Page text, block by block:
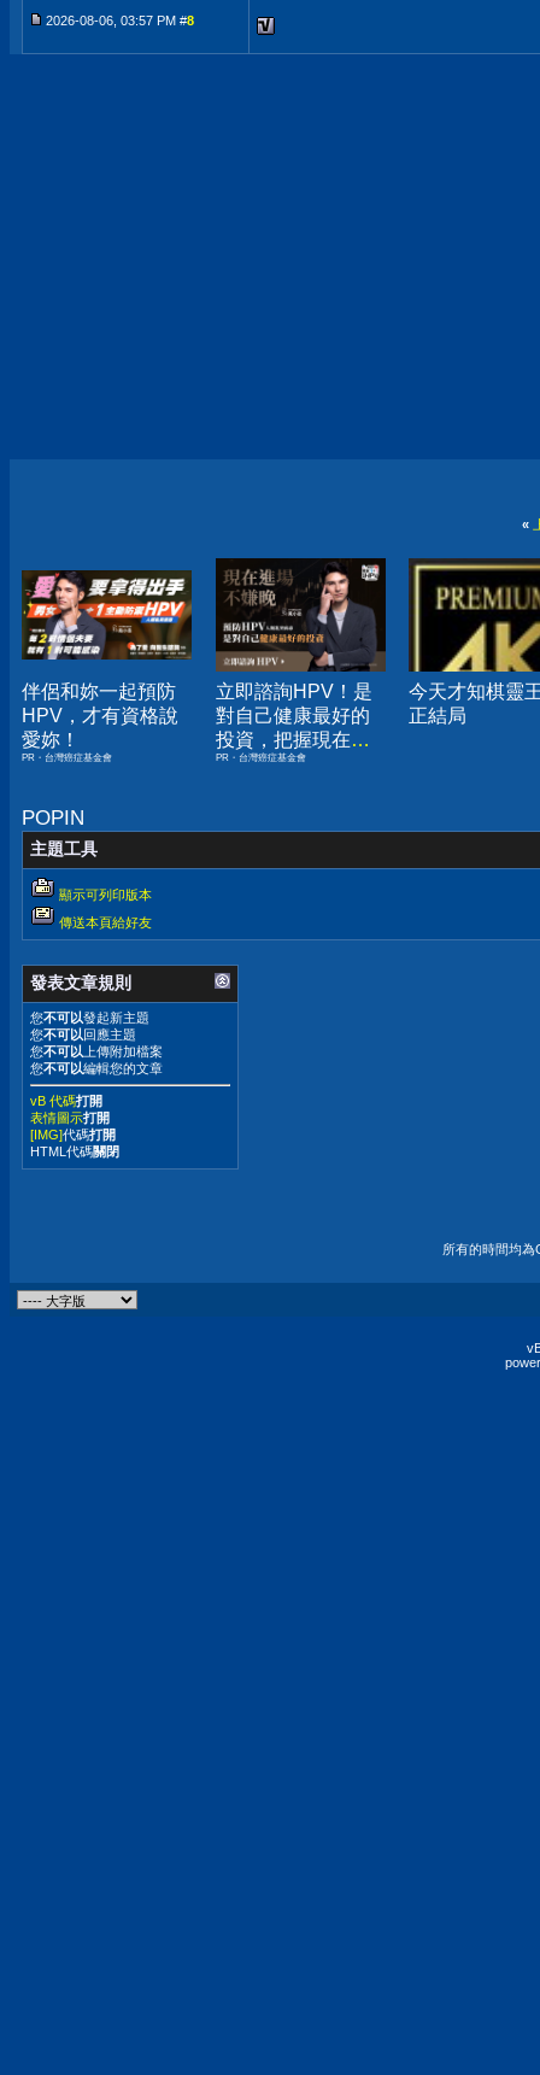
2026-08-06, 03:57 PM #8
«
伴侶和妳一起預防
HPV，才有資格說
愛妳！
PR・台灣癌症基金會
立即諮詢HPV！是
對自己健康最好的
投資，把握現在不
嫌晚！
PR・台灣癌症基金會
今天才知棋靈
正結局
POPIN
主題工具
顯示可列印版本
傳送本頁給好友
發表文章規則
您不可以發起新主題
您不可以回應主題
您不可以 上傳附加檔案
您不可以編輯您的文章
vB 代碼打開
表情圖示打開
[IMG]代碼打開
HTML代碼關閉
所有的時間均為